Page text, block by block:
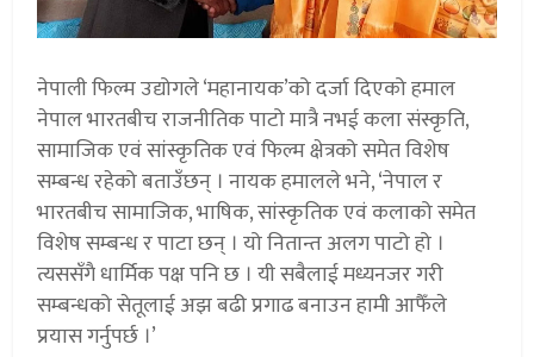
नेपाली फिल्म उद्योगले ‘महानायक’को दर्जा दिएको हमाल
नेपाल भारतबीच राजनीतिक पाटो मात्रै नभई कला संस्कृति,
सामाजिक एवं सांस्कृतिक एवं फिल्म क्षेत्रको समेत विशेष
सम्बन्ध रहेको बताउँछन् । नायक हमालले भने, ‘नेपाल र
भारतबीच सामाजिक, भाषिक, सांस्कृतिक एवं कलाको समेत
विशेष सम्बन्ध र पाटा छन् । यो नितान्त अलग पाटो हो ।
त्यससँगै धार्मिक पक्ष पनि छ । यी सबैलाई मध्यनजर गरी
सम्बन्धको सेतूलाई अझ बढी प्रगाढ बनाउन हामी आफैँले
प्रयास गर्नुपर्छ ।’